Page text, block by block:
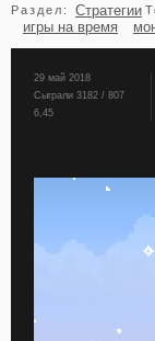
бильярд карты
Раздел: Стратегии
игры на время
29 май 2018
Сыграли 3182 / 807
6,45